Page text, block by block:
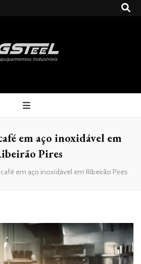
em aço inoxidável em
Pires
em aço inoxidável em Ribeirão Pires